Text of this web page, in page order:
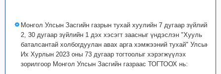
Монгол Улсын Засгийн газрын тухай хуулийн 7 дугаар зүйлийн
2, 30 дугаар зүйлийн 1 дэх хэсэгт заасныг үндэслэн "Хууль
баталсантай холбогдуулан авах арга хэмжээний тухай" Улсын
Их Хурлын 2023 оны 73 дугаар тогтоолыг хэрэгжүүлэх
зорилгоор Монгол Улсын Засгийн газраас ТОГТООХ нь: